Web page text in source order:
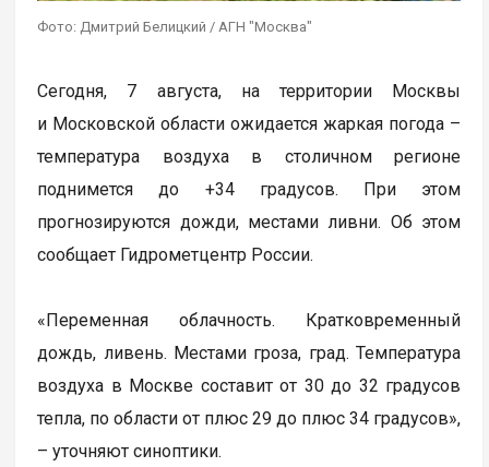
Фото: Дмитрий Белицкий / АГН "Москва"
Сегодня, 7 августа, на территории Москвы
и Московской области ожидается жаркая погода –
температура воздуха в столичном регионе
поднимется до +34 градусов. При этом
прогнозируются дожди, местами ливни. Об этом
сообщает Гидрометцентр России.
«Переменная облачность. Кратковременный
дождь, ливень. Местами гроза, град. Температура
воздуха в Москве составит от 30 до 32 градусов
тепла, по области от плюс 29 до плюс 34 градусов»,
– уточняют синоптики.